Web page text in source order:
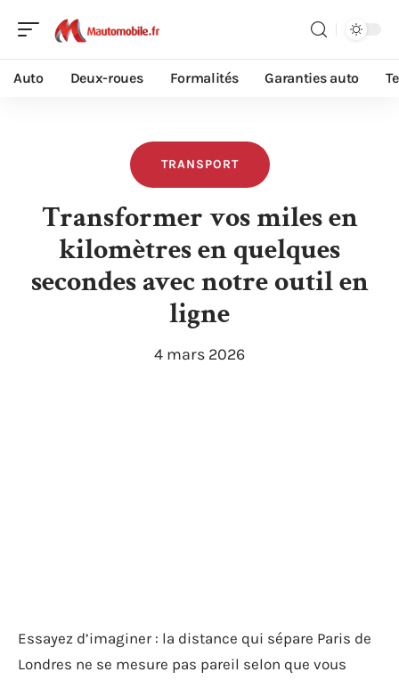
Auto Deux-roues Formalités Garanties auto
TRANSPORT
Transformer vos miles en
kilomètres en quelques
secondes avec notre outil en
ligne
4 mars 2026
Essayez d’imaginer : la distance qui sépare Paris de
Londres ne se mesure pas pareil selon que vous